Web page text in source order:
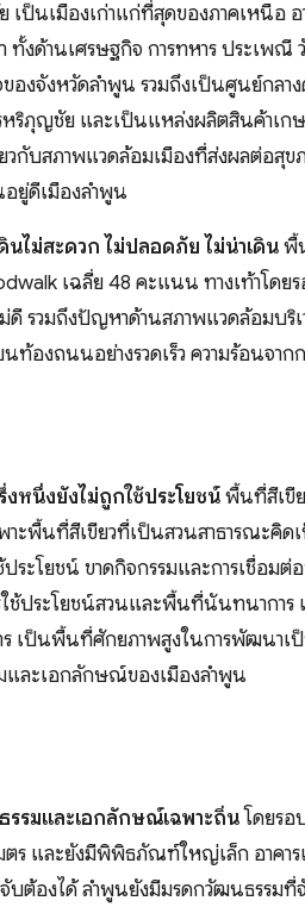
ป็นเมืองเก่าแก่ที่สุดของภาคเหนือ อ
งด้านเศรษฐกิจ การทหาร ประเพ
องจังหวัดลำพูน รวมถึงเป็นศูนย์กลา
หริภุญชัย และเป็นแหล่งผลิตสินค้าเก
กับสภาพแวดล้อมเมืองที่ส่งผลต่อสุข
ยู่ดีเมืองลำพูน
นไม่สะดวก ไม่ปลอดภัย ไม่น่าเดินพื้
เฉลี่ย 48 คะแนน ทางเท้าโดยร
รวมถึงปัญหาด้านสภาพแวดล้อมบริ
องถนนอย่างรวดเร็ว ความร้อนจากก
งหนึ่งยังไม่ถูกใช้ประโยชน์พื้นที่สีเขีย
าะพื้นที่สีเขียวที่เป็นสวนสาธารณะคิด
ะโยชน์ ขาดกิจกรรมและการเชื่อม
ช้ประโยชน์สวนและพื้นที่นันทนาการ
ร เป็นพื้นที่ศักยภาพสูงในการพัฒนา
และเอกลักษณ์ของเมืองลำพูน
รรมและเอกลักษณ์เฉพาะถิ่นโดยรอ
ร และยังมีพิพิธภัณฑ์ใหญ่เล็ก อาคาร
ต้องได้ ลำพูนยังมีมรดกวัฒนธรรมที่